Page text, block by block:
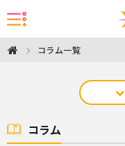
コラム一覧
コラム